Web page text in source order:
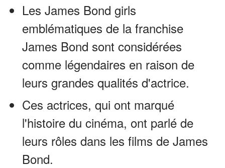
Les James Bond girls
emblématiques de la franchise
James Bond sont considérées
comme légendaires en raison de
leurs grandes qualités d'actrice.
Ces actrices, qui ont marqué
l'histoire du cinéma, ont parlé de
leurs rôles dans les films de James
Bond.